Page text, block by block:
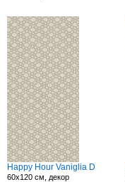
Happy Hour Vaniglia D
60x120 см, декор